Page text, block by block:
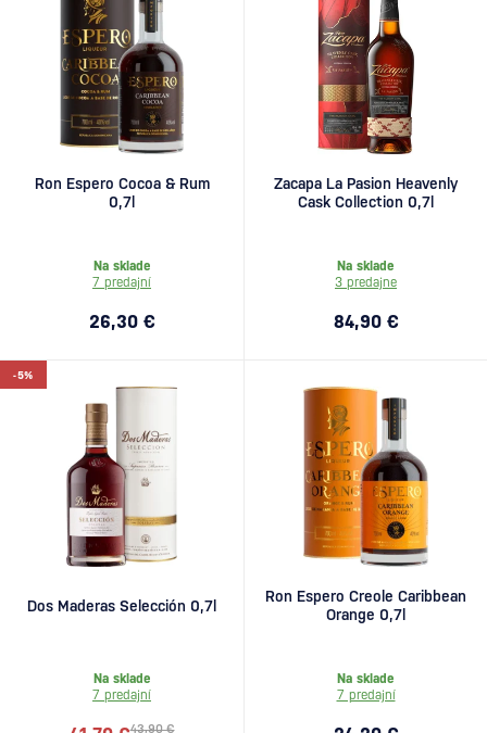
Ron Espero Cocoa & Rum
0,7l
Na sklade
7 predajní
26,30 €
Zacapa La Pasion Heavenly
Cask Collection 0,7l
Na sklade
3 predajne
84,90 €
-5%
Dos Maderas Selección 0,7l
Na sklade
7 predajní
43,90 €
Ron Espero Creole Caribbean
Orange 0,7l
Na sklade
7 predajní